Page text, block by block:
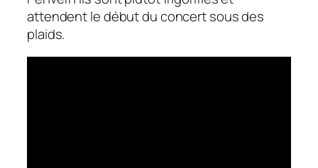
attendent le début du concert sous des
plaids.